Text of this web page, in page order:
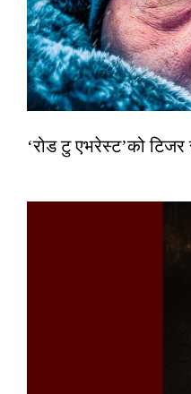
‘रोड टु एभरेस्ट’को टिजर